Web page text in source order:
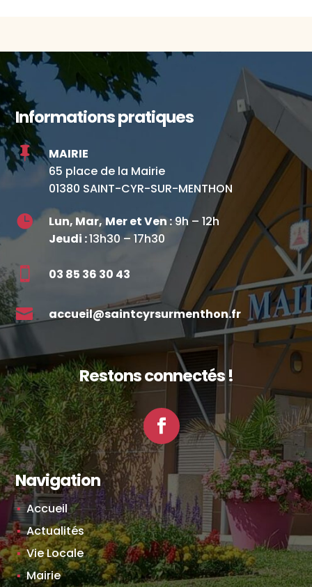
Informations pratiques

MAIRIE
65 place de la Mairie
01380 SAINT-CYR-SUR-MENTHON
 Lun, Mar,Mer et Ven :9h – 12h
Jeudi :13h30 – 17h30
 03 85 36 30 43
 accueil@saintcyrsurmenthon.fr
Restons connectés !
Facebook
Navigation
Accueil
Actualités
Vie Locale
Mairie